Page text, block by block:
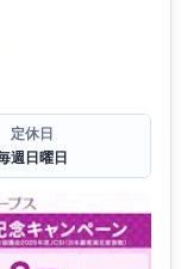
定休日
週日曜日